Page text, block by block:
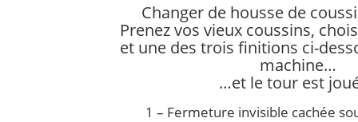
Changer de housse de
Prenez vos vieux coussins,
et une des trois finitions ci-
machine…
…et le tour est
1 – Fermeture invisible cachée